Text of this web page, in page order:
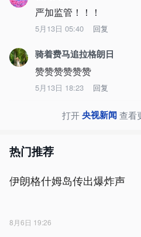
严加监管！！！
5月13日 05:40 回复
骑着费马追拉格朗日
赞赞赞赞赞赞
5月13日 18:23 回复
打开央视新闻查看
热门推荐
伊朗格什姆岛传出爆炸声
8月6日 19:26